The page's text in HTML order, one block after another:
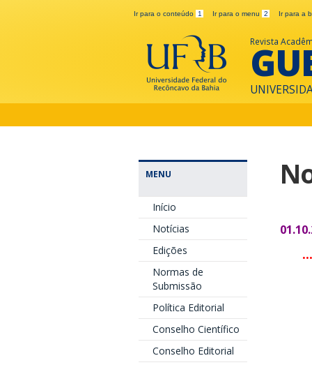
Ir para o conteúdo 1 Ir para o menu 2 Ir para a
Revista
MENU
Início
Notícias
Edições
Normas de
Submissão
Política Editorial
Conselho Científico
Conselho Editorial